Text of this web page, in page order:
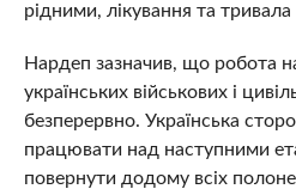
рідними, лікування та тривала
Нардеп зазначив, що робота
українських військових і
безперервно. Українська
працювати над наступними
повернути додому всіх